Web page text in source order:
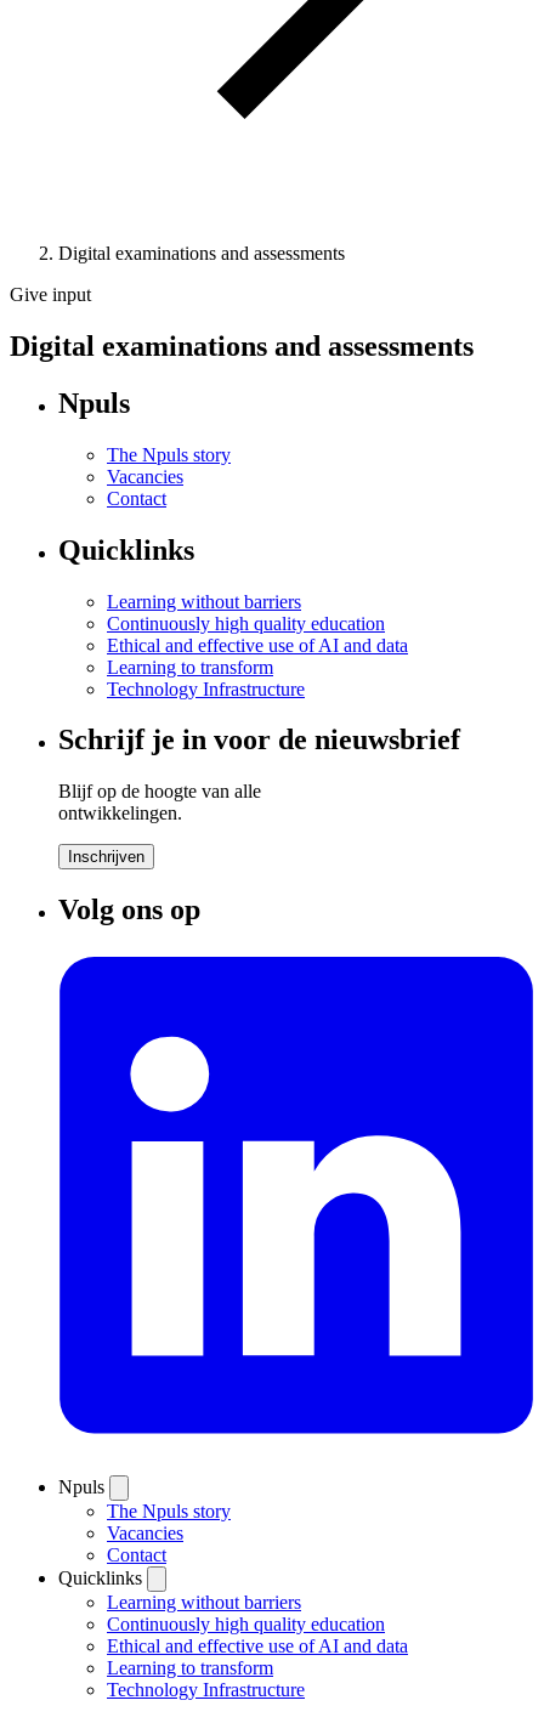
Digital examinations and assessments
Give input
Digital examinations and assessments
Npuls
The Npuls story
Vacancies
Contact
Quicklinks
Learning without barriers
Continuously high quality education
Ethical and effective use of AI and data
Learning to transform
Technology Infrastructure
Schrijf je in voor de nieuwsbrief
Blijf op de hoogte van alle
ontwikkelingen.
Inschrijven
Volg ons op
Npuls
The Npuls story
Vacancies
Contact
Quicklinks
Learning without barriers
Continuously high quality education
Ethical and effective use of AI and data
Learning to transform
Technology Infrastructure